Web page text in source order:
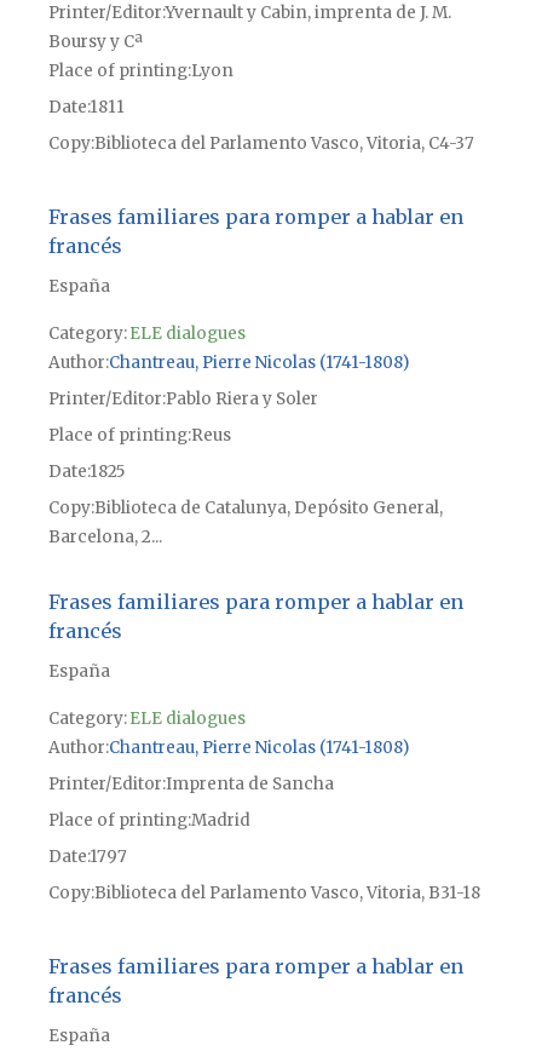
Printer/EditorYvernault y Cabin, imprenta de J. M.
Boursy y Cª
Place of printingLyon
Date1811
CopyBiblioteca del Parlamento Vasco, Vitoria, C4-37
Frases familiares para romper a hablar en
francés
España
Category:ELE dialogues
Author Chantreau, Pierre Nicolas (1741-1808)
Printer/Editor Pablo Riera y Soler
Place of printingReus
Date1825
CopyBiblioteca de Catalunya, Depósito General,
Barcelona, 2...
Frases familiares para romper a hablar en
francés
España
Category:ELE dialogues
Author Chantreau, Pierre Nicolas (1741-1808)
Printer/Editor Imprenta de Sancha
Place of printingMadrid
Date1797
CopyBiblioteca del Parlamento Vasco, Vitoria, B31-18
Frases familiares para romper a hablar en
francés
España